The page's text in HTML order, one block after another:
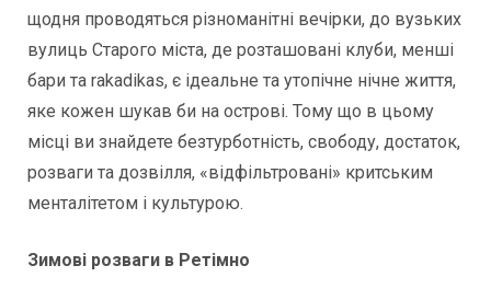
щодня проводяться різноманітні вечірки, до вузьких
вулиць Старого міста, де розташовані клуби, менші
бари та rakadikas, є ідеальне та утопічне нічне життя,
яке кожен шукав би на острові. Тому що в цьому
місці ви знайдете безтурботність, свободу, достаток,
розваги та дозвілля, «відфільтровані» критським
менталітетом і культурою.
Зимові розваги в Ретімно